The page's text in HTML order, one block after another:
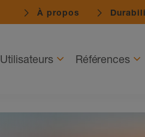
À propos
Utilisateurs Références